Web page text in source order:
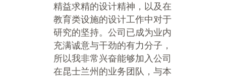
精益求精的设计精神，以及在
教育类设施的设计工作中对于
研究的坚持。公司已成为业内
充满诚意与干劲的有力分子，
所以我非常兴奋能够加入公司
在昆士兰州的业务团队，与本